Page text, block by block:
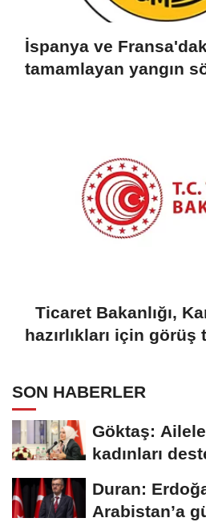
İspanya ve
tamamlayan yangın
Ticaret Bakanlığı,
hazırlıkları için görüş
SON HABERLER
Göktaş:
kadınları
Duran:
Arabistan’a